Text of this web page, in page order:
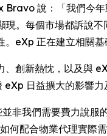
說：「我們今
。每個市場都訴說
eXp 正在建立相關
創新熱忱，以及與
日益擴大的影響力
非我們需要費力說服
何配合物業代理實際